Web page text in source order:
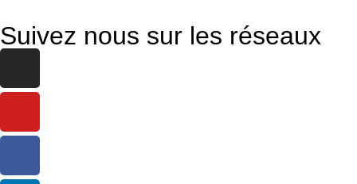
Suivez nous sur les réseaux